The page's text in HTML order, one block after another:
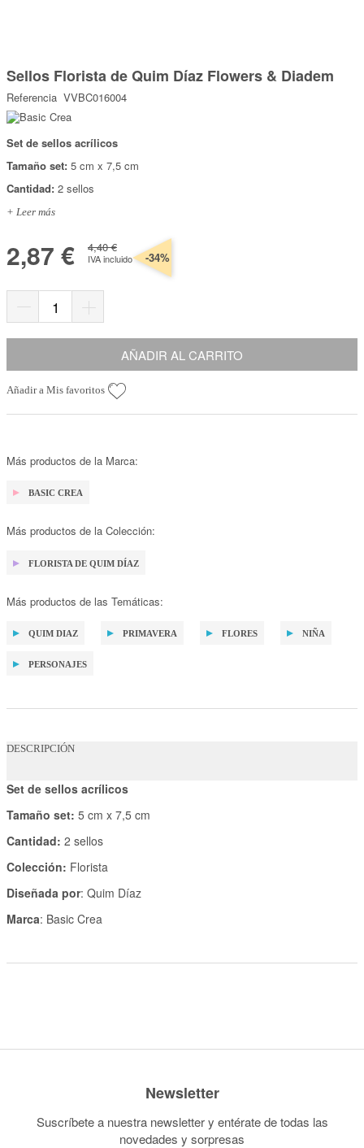
Top Ventas
Temática
Somos Kimidori
comienzo
de
la
galería
de
imágenes
Sellos Florista de Quim Díaz Flowers & Diadem
Referencia VVBC016004
Set de sellos acrílicos
Tamaño set: 5 cm x 7,5 cm
Cantidad: 2 sellos
+ Leer más
2,87 € 4,40 €
IVA incluido -34%
AÑADIR AL CARRITO
Añadir a Mis favoritos
Más productos de la Marca:
BASIC CREA
Más productos de la Colección:
FLORISTA DE QUIM DÍAZ
Más productos de las Temáticas:
QUIM DIAZ PRIMAVERA FLORES NIÑA
PERSONAJES
DESCRIPCIÓN
Set de sellos acrílicos
Tamaño set: 5 cm x 7,5 cm
Cantidad: 2 sellos
Colección: Florista
Diseñada por: Quim Díaz
Marca: Basic Crea
Newsletter
Suscríbete a nuestra newsletter y entérate de todas las
novedades y sorpresas